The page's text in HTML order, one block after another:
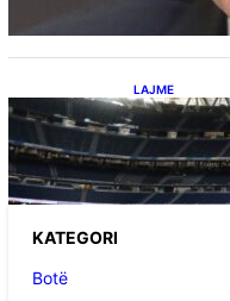
LAJME
Ish-
e
KATEGORI
Botë